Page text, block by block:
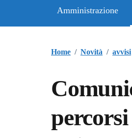
Amministrazione
Home / Novità / avvisi